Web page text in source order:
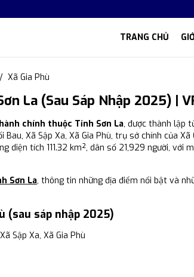
TRANG CHỦ
Xã Gia Phù
La (Sau Sáp Nhập 2025) |
chính thuộc Tỉnh Sơn La, được thành lập
Bau, Xã Sập Xa, Xã Gia Phù, trụ sở chính của
diện tích 111.32 km², dân số 21,929 người, với
Sơn La, thông tin những địa điểm nổi bật và
(sau sáp nhập 2025)
Sập Xa, Xã Gia Phù